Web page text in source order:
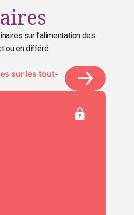
sur l’alimentation des
ou en différé
sur les tout-